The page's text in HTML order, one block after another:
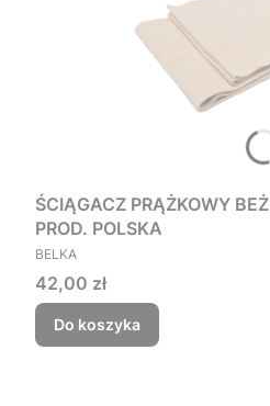
ŚCIĄGACZ PRĄŻKOWY
PROD. POLSKA
PRODUCENT
BELKA
Cena
42,00 zł
Do koszyka